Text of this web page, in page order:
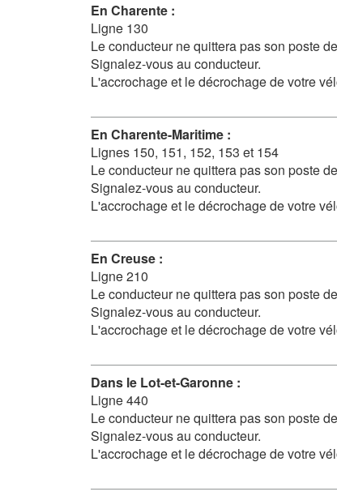
En Charente :
Ligne 130
Le conducteur ne quittera pas son poste
Signalez-vous au conducteur.
L'accrochage et le décrochage de votre
En Charente-Maritime :
Lignes 150, 151, 152, 153 et 154
Le conducteur ne quittera pas son poste
Signalez-vous au conducteur.
L'accrochage et le décrochage de votre
En Creuse :
Ligne 210
Le conducteur ne quittera pas son poste
Signalez-vous au conducteur.
L'accrochage et le décrochage de votre
Dans le Lot-et-Garonne :
Ligne 440
Le conducteur ne quittera pas son poste
Signalez-vous au conducteur.
L'accrochage et le décrochage de votre